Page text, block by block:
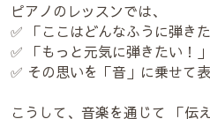
ピアノのレッスンでは、
✅ 「ここはどんなふうに弾き
✅ 「もっと元気に弾きたい！
✅ その思いを「音」に乗せて
こうして、音楽を通じて 「伝